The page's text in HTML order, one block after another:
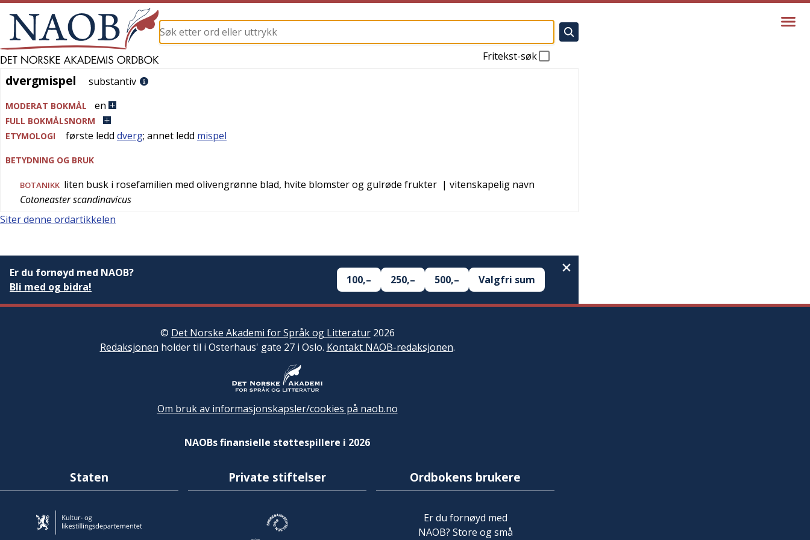
Fritekst-søk
dvergmispel
dvergmispel substantiv
MODERAT BOKMÅL en
FULL BOKMÅLSNORM
ETYMOLOGI
første ledd dverg; annet ledd mispel
BETYDNING OG BRUK
BOTANIKK liten busk i rosefamilien med olivengrønne blad, hvite blomster og gulrøde frukter | vitenskapelig navn
Cotoneaster scandinavicus
Siter denne ordartikkelen
Er du fornøyd med NAOB?
Bli med og bidra!
100,– 250,– 500,– Valgfri sum
© Det Norske Akademi for Språk og Litteratur2026
Redaksjonen holder til i Osterhaus' gate 27 i Oslo. Kontakt NAOB-redaksjonen.
Om bruk av informasjonskapsler/cookies på naob.no
NAOBs finansielle støttespillere i 2026
Staten Private stiftelser Ordbokens brukere
Er du fornøyd med
NAOB? Store og små